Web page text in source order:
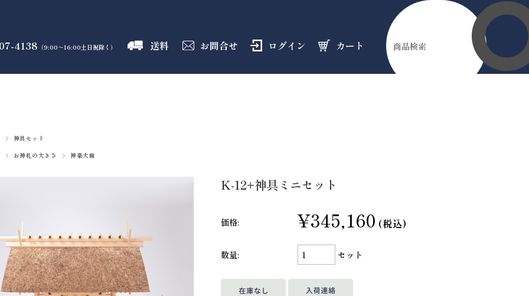
4138 （9:00～16:00土日祝除く） 送料 お問合せ ログイン カート
神具セット
お神札の大きさ 神楽大麻
K-12+神具ミニセット
価格: ¥345,160 (税込)
数量: セット